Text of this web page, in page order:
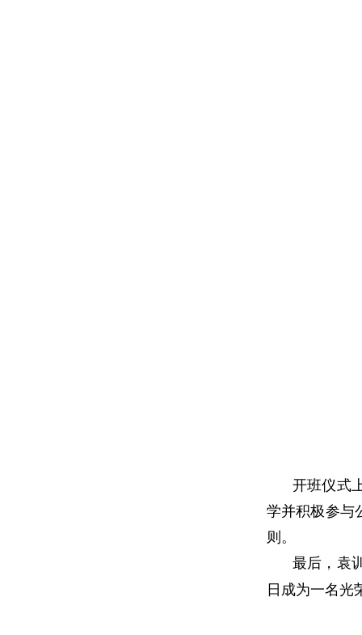
开班仪式
学并积极参与
则。
最后，袁
日成为一名光